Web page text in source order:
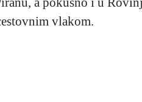
vlakom.